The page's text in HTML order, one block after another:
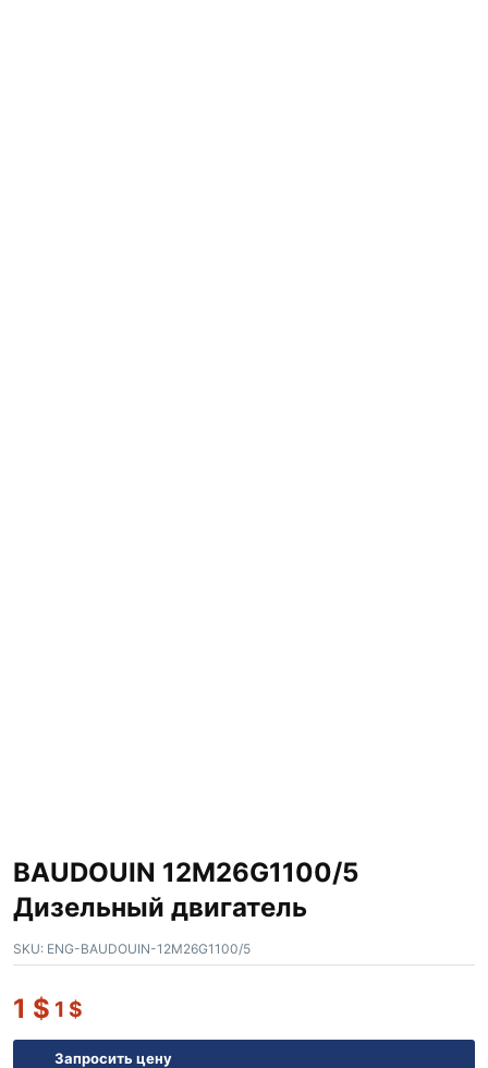
BAUDOUIN 12M26G1100/5
Дизельный двигатель
SKU: ENG-BAUDOUIN-12M26G1100/5
1 $ 1 $
Запросить цену